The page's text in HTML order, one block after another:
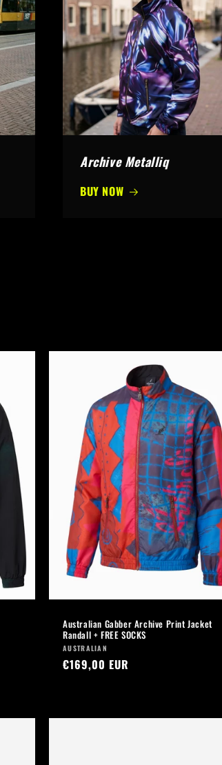
Archive Metalliq
BUY NOW
Australian Gabber Archive Print Jacket
Randall + FREE SOCKS
Fournisseur :
AUSTRALIAN
Prix
€169,00 EUR